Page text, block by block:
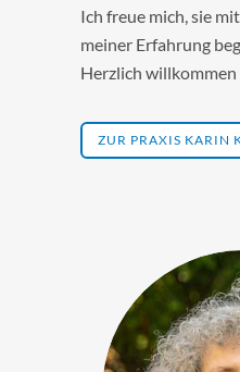
Ich freue mich, sie
meiner Erfahrung
Herzlich
ZUR PRAXIS KARIN